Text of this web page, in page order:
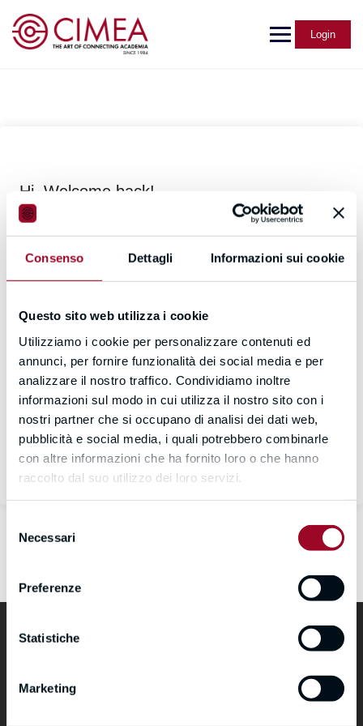
Consenso Dettagli Informazioni sui cookie
Questo sito web utilizza i cookie
Utilizziamo i cookie per personalizzare contenuti ed
annunci, per fornire funzionalità dei social media e per
analizzare il nostro traffico. Condividiamo inoltre
informazioni sul modo in cui utilizza il nostro sito con i
nostri partner che si occupano di analisi dei dati web,
pubblicità e social media, i quali potrebbero combinarle
con altre informazioni che ha fornito loro o che hanno
raccolto dal suo utilizzo dei loro servizi.
delNecessari
Preferenze
Statistiche
Marketing
Login
Hi, Welcome back!
Keep me signed in Forgot Password?
Sign In
Don't have an account?